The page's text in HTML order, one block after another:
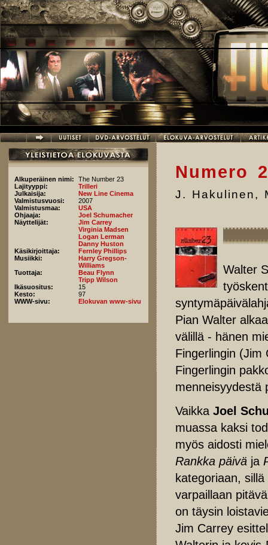
Hyppää pääsisältöön
Alkuperäinen nimi:
The Number 23
Lajityyppi:
Trilleri
Julkaisija:
New Line Cinema
Valmistusvuosi:
2007
Valmistusmaa:
USA
Ohjaaja:
Joel Schumacher
Näyttelijät:
Jim Carrey
Virginia Madsen
Logan Lerman
Danny Huston
Käsikirjoittaja:
Fernley Phillips
Musiikki:
Harry Gregson-
Williams
Tuottaja:
Beau Flynn
Tripp Wilson
Ikäsuositus:
15
Kesto:
97
WWW-sivu:
Elokuvan www-sivu
Numero
J. Hakulinen,
Walter
Pian Walter
välillä - hänen
Fingerlingin (Jim
Fingerlingin
menneisyydestä
Vaikka Joel
muassa kaksi
myös aidosti
Rankka päivä ja
kategoriaan,
varpaillaan
on täysin
Jim Carrey